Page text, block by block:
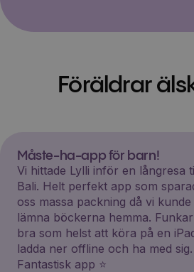
Föräldrar
Måste-ha-app för barn!
Vi hittade Lylli inför en långresa
Bali. Helt perfekt app som
oss massa packning då vi kunde
lämna böckerna hemma.
bra som helst att köra på en
ladda ner offline och ha med sig.
Fantastisk app ⭐️